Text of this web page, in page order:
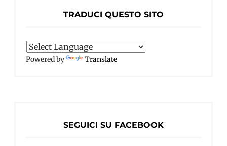
TRADUCI QUESTO SITO
Powered by Translate
SEGUICI SU FACEBOOK